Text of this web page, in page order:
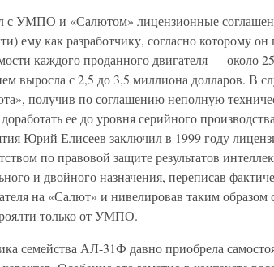
с УМПО и «Салютом» лицензионные
ему как разработчику, согласно которому он
каждого проданного двигателя — около
выросла с 2,5 до 3,5 миллиона долларов. В
получив по соглашению неполную
ее до уровня серийного
Юрий Елисеев заключил в 1999 году
по правовой защите результатов
и двойного назначения, переписав
на «Салют» и нивелировав таким
только от УМПО.
семейства АЛ-31Ф давно приобрела